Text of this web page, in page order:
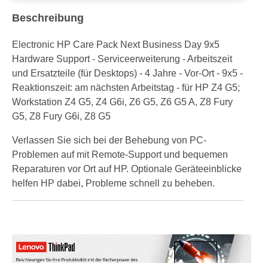
Beschreibung
Electronic HP Care Pack Next Business Day 9x5
Hardware Support - Serviceerweiterung - Arbeitszeit
und Ersatzteile (für Desktops) - 4 Jahre - Vor-Ort - 9x5 -
Reaktionszeit: am nächsten Arbeitstag - für HP Z4 G5;
Workstation Z4 G5, Z4 G6i, Z6 G5, Z6 G5 A, Z8 Fury
G5, Z8 Fury G6i, Z8 G5
Verlassen Sie sich bei der Behebung von PC-
Problemen auf mit Remote-Support und bequemen
Reparaturen vor Ort auf HP. Optionale Geräteeinblicke
helfen HP dabei, Probleme schnell zu beheben.